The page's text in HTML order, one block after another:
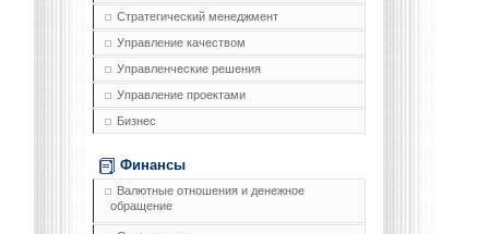
Стратегический менеджмент
Управление качеством
Управленческие решения
Управление проектами
Бизнес
Финансы
Валютные отношения и денежное
обращение